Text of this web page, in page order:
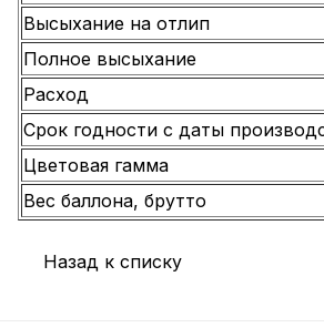
Высыхание на отлип
Полное высыхание
Расход
Срок годности с даты
Цветовая гамма
Вес баллона, брутто
Назад к списку